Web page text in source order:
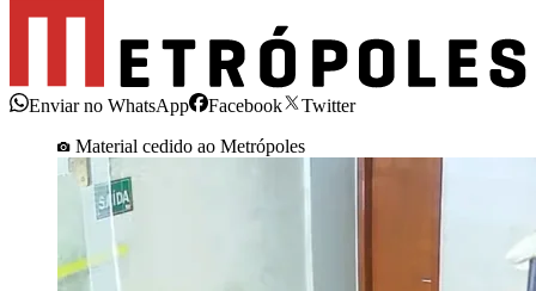
Enviar no WhatsApp Facebook
Twitter
Material cedido ao Metrópoles